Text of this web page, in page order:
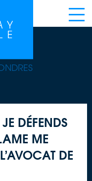
DÉFENDS
ME
DE